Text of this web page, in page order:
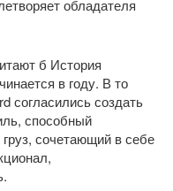
обладателя
б История
в году. В то
согласились создать
способный
груз, сочетающий в себе